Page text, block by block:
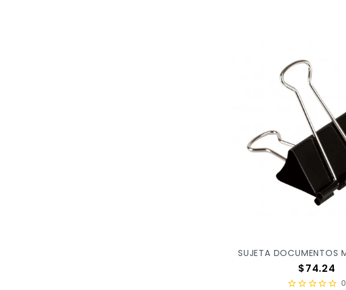
Precio
$74.24
0